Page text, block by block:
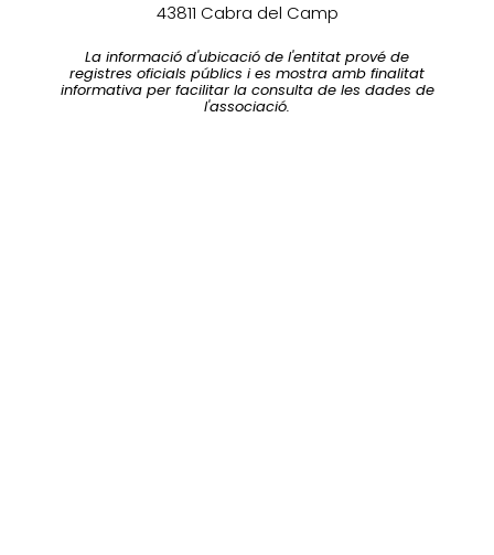
43811 Cabra del Camp
La informació d'ubicació de l'entitat prové de
registres oficials públics i es mostra amb finalitat
informativa per facilitar la consulta de les dades de
l'associació.